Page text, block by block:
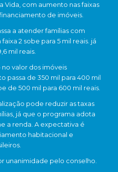
Vida , com aumento nas faixas
de imóveis.
a atender famílias com
2 sobe para 5 mil reais. já
mil reais.
valor dos imóveis
passa de 350 mil para 400 mil
de 500 mil para 600 mil reais.
pode reduzir as taxas
já que o programa adota
a renda. A expectativa é
habitacional e
unanimidade pelo conselho.